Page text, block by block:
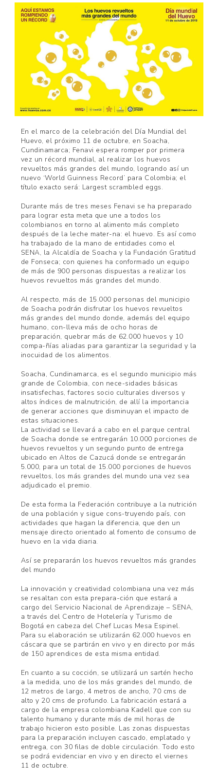
En el marco de la celebración del Día Mundial del
Huevo, el próximo 11 de octubre, en Soacha,
Cundinamarca; Fenavi espera romper por primera
vez un récord mundial, al realizar los huevos
revueltos más grandes del mundo, logrando así un
nuevo ‘World Guinness Record’ para Colombia; el
título exacto será: Largest scrambled eggs.
Durante más de tres meses Fenavi se ha preparado
para lograr esta meta que une a todos los
colombianos en torno al alimento más completo
después de la leche mater-na: el huevo. Es así como
ha trabajado de la mano de entidades como el
SENA, la Alcaldía de Soacha y la Fundación Gratitud
de Fonseca; con quienes ha conformado un equipo
de más de 900 personas dispuestas a realizar los
huevos revueltos más grandes del mundo.
Al respecto, más de 15.000 personas del municipio
de Soacha podrán disfrutar los huevos revueltos
más grandes del mundo donde, además del equipo
humano, con-lleva más de ocho horas de
preparación, quebrar más de 62.000 huevos y 10
compa-ñías aliadas para garantizar la seguridad y la
inocuidad de los alimentos.
Soacha, Cundinamarca, es el segundo municipio más
grande de Colombia, con nece-sidades básicas
insatisfechas, factores socio culturales diversos y
altos índices de malnutrición, de allí la importancia
de generar acciones que disminuyan el impacto de
estas situaciones.
La actividad se llevará a cabo en el parque central
de Soacha donde se entregarán 10.000 porciones de
huevos revueltos y un segundo punto de entrega
ubicado en Altos de Cazucá donde se entregarán
5.000, para un total de 15.000 porciones de huevos
revueltos, los más grandes del mundo una vez sea
adjudicado el premio.
De esta forma la Federación contribuye a la nutrición
de una población y sigue cons-truyendo país, con
actividades que hagan la diferencia, que den un
mensaje directo orientado al fomento de consumo de
huevo en la vida diaria.
Así se prepararán los huevos revueltos más grandes
del mundo
La innovación y creatividad colombiana una vez más
se resaltan con esta prepara-ción que estará a
cargo del Servicio Nacional de Aprendizaje – SENA,
a través del Centro de Hotelería y Turismo de
Bogotá en cabeza del Chef Lucas Mesa Espinel.
Para su elaboración se utilizarán 62.000 huevos en
cáscara que se partirán en vivo y en directo por más
de 150 aprendices de esta misma entidad.
En cuanto a su cocción, se utilizará un sartén hecho
a la medida, uno de los más grandes del mundo, de
12 metros de largo, 4 metros de ancho, 70 cms de
alto y 20 cms de profundo. La fabricación estará a
cargo de la empresa colombiana Kadell que con su
talento humano y durante más de mil horas de
trabajo hicieron esto posible. Las zonas dispuestas
para la preparación incluyen cascado, emplatado y
entrega, con 30 filas de doble circulación. Todo esto
se podrá evidenciar en vivo y en directo el viernes
11 de octubre.